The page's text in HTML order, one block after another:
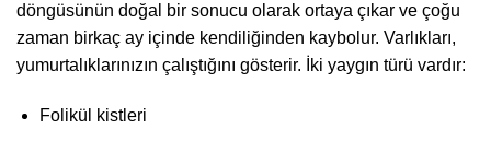
döngüsünün doğal bir sonucu olarak ortaya çıkar ve çoğu
zaman birkaç ay içinde kendiliğinden kaybolur. Varlıkları,
yumurtalıklarınızın çalıştığını gösterir. İki yaygın türü vardır:
Folikül kistleri